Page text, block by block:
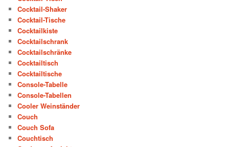
Cocktail-Shaker
Cocktail-Tische
Cocktailkiste
Cocktailschrank
Cocktailschränke
Cocktailtisch
Cocktailtische
Console-Tabelle
Console-Tabellen
Cooler Weinständer
Couch
Couch Sofa
Couchtisch